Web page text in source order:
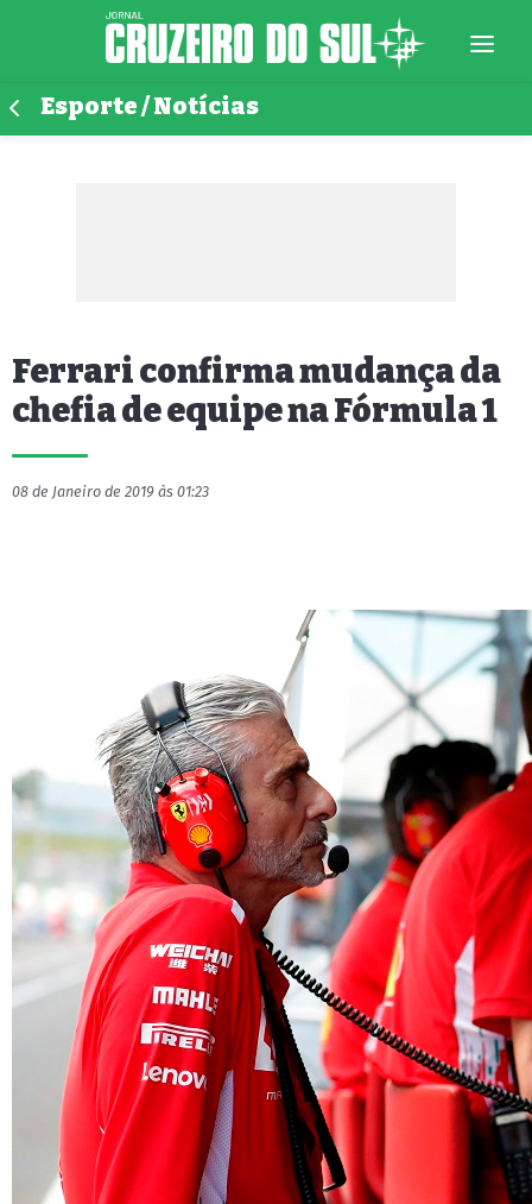
Esporte / Notícias
Ferrari confirma mudança da
chefia de equipe na Fórmula 1
08 de Janeiro de 2019 às 01:23